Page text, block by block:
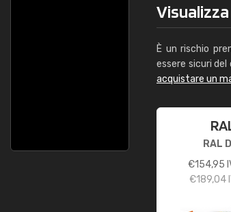
È un rischio
essere sicuri
acquistare un
RAL
€154,95
€189,04